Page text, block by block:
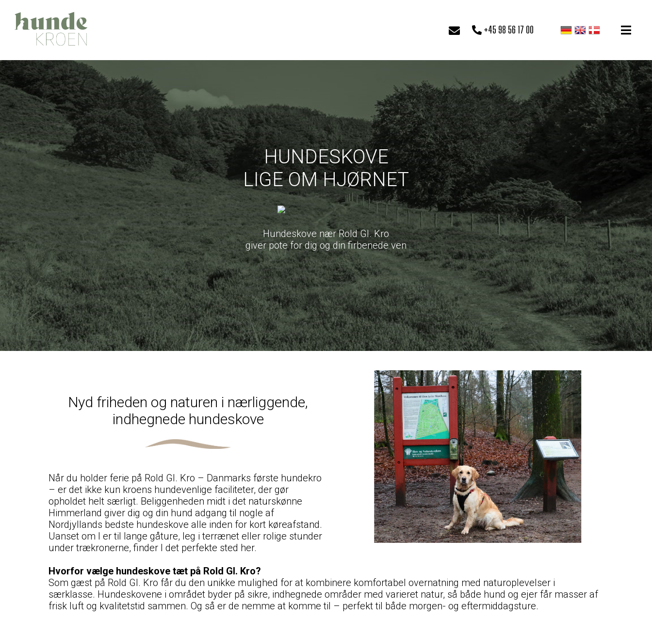
+45 98 56 17 00
HUNDESKOVE
LIGE OM HJØRNET
Hundeskove nær Rold Gl. Kro
giver pote for dig og din firbenede ven
Nyd friheden og naturen i nærliggende,
indhegnede hundeskove
Når du holder ferie på Rold Gl. Kro – Danmarks første hundekro
– er det ikke kun kroens hundevenlige faciliteter, der gør
opholdet helt særligt. Beliggenheden midt i det naturskønne
Himmerland giver dig og din hund adgang til nogle af
Nordjyllands bedste hundeskove alle inden for kort køreafstand.
Uanset om I er til lange gåture, leg i terrænet eller rolige stunder
under trækronerne, finder I det perfekte sted her.
Hvorfor vælge hundeskove tæt på Rold Gl. Kro?
Som gæst på Rold Gl. Kro får du den unikke mulighed for at kombinere komfortabel overnatning med naturoplevelser i
særklasse. Hundeskovene i området byder på sikre, indhegnede områder med varieret natur, så både hund og ejer får masser af
frisk luft og kvalitetstid sammen. Og så er de nemme at komme til – perfekt til både morgen- og eftermiddagsture.